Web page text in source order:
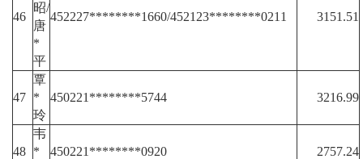
46
昭/
唐
*
平
452227********1660/452123********0211 3151.51
47
覃
*
玲
450221********5744 3216.99
48
韦
*
450221********0920 2757.24